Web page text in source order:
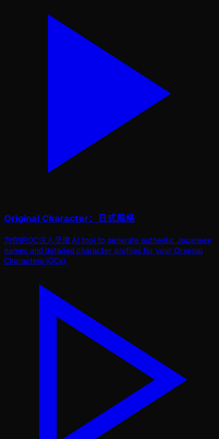
Original Character：日式風格
为你的OC注入灵魂 AI tool to generate authentic Japanese
names and detailed character profiles for your Original
Characters (OCs).